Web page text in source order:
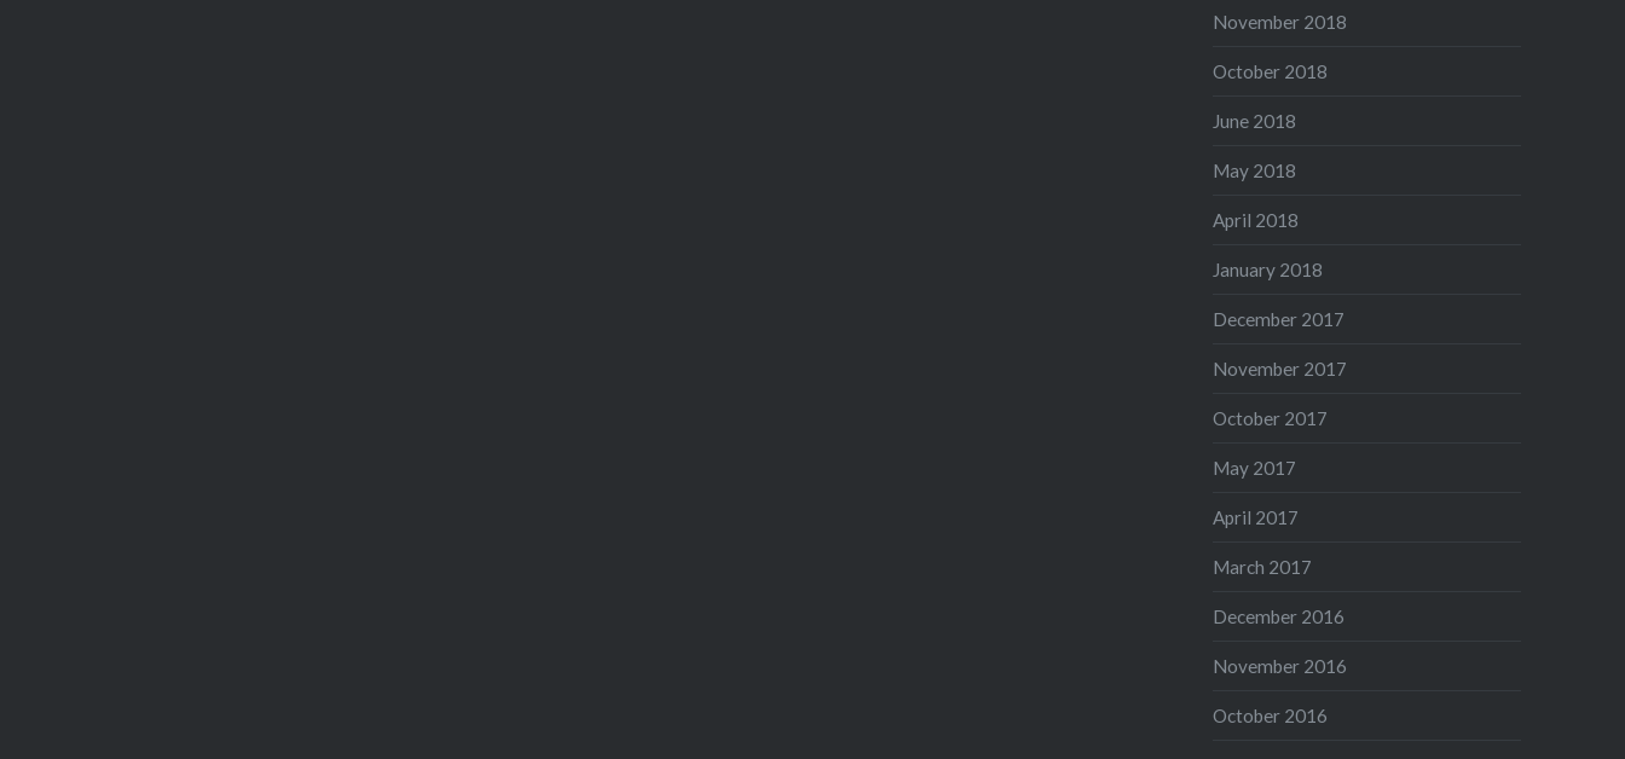
November 2018
October 2018
June 2018
May 2018
April 2018
January 2018
December 2017
November 2017
October 2017
May 2017
April 2017
March 2017
December 2016
November 2016
October 2016